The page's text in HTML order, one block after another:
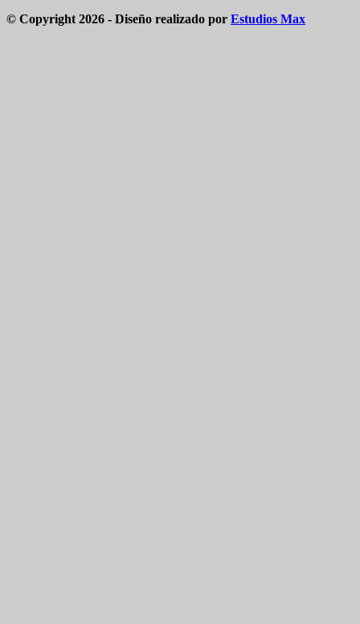
© Copyright 2026 - Diseño realizado por Estudios Max